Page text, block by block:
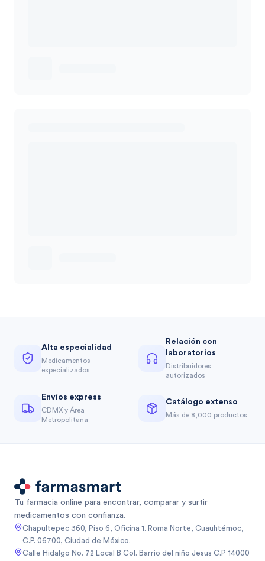
Alta especialidad
Medicamentos
especializados
Relación con
laboratorios
Distribuidores
autorizados
Envíos express
CDMX y Área
Metropolitana
Catálogo extenso
Más de 8,000 productos
Tu farmacia online para encontrar, comparar y surtir
medicamentos con confianza.
Chapultepec 360, Piso 6, Oficina 1. Roma Norte, Cuauhtémoc,
C.P. 06700, Ciudad de México.
Calle Hidalgo No. 72 Local B Col. Barrio del niño Jesus C.P 14000